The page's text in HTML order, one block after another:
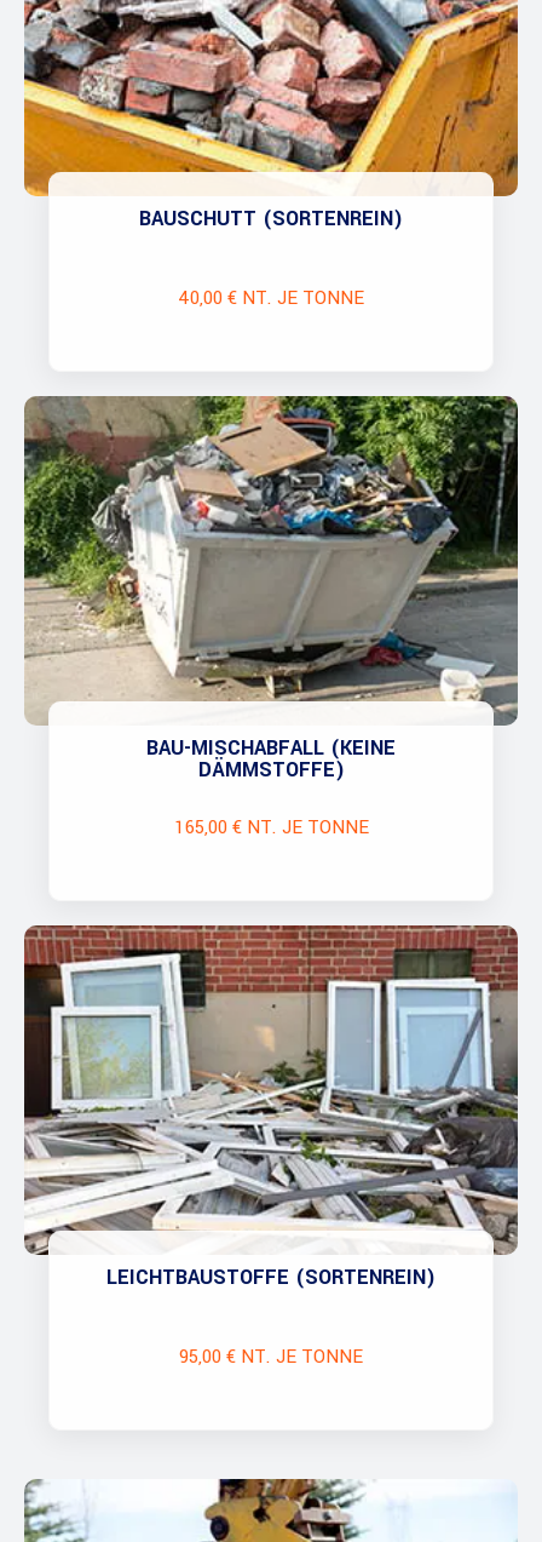
BAUSCHUTT (SORTENREIN)
40,00 € NT. JE TONNE
BAU-MISCHABFALL (KEINE
DÄMMSTOFFE)
165,00 € NT. JE TONNE
LEICHTBAUSTOFFE (SORTENREIN)
95,00 € NT. JE TONNE